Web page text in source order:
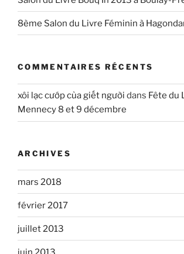
8ème Salon du Livre Féminin à
COMMENTAIRES RÉCENTS
xôi lạc cướp của giết người dans Fête du
Mennecy 8 et 9 décembre
ARCHIVES
mars 2018
février 2017
juillet 2013